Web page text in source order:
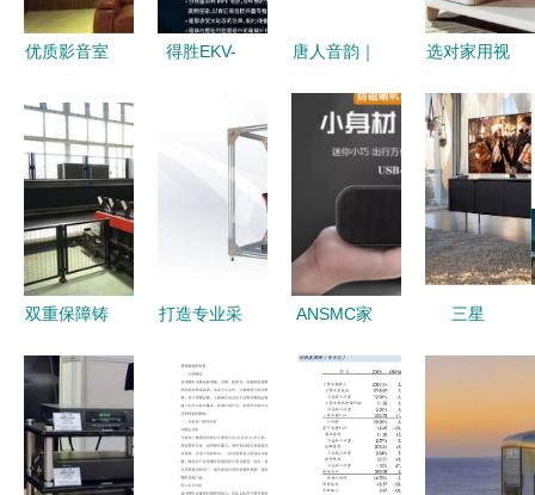
优质影音室
下的极致视
听体验
得胜EKV-
唐人音韵｜
的家用视听
设备选购指
南
选对家用视
升家庭娱乐
新体验
双重保障铸
凯泉产品背
后的严控与
匠心
打造专业采
式办公家具
检测仪与智
能家居零售
ANSMC家
电脑音响评
测 小巧身
形，大声场
三星
如何重塑家